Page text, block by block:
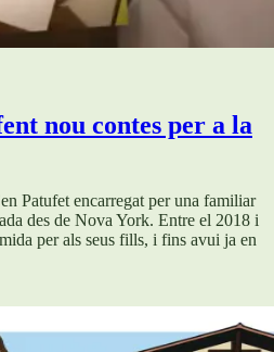
nou contes per a la
Patufet encarregat per una familiar
des de Nova York. Entre el 2018 i
per als seus fills, i fins avui ja en